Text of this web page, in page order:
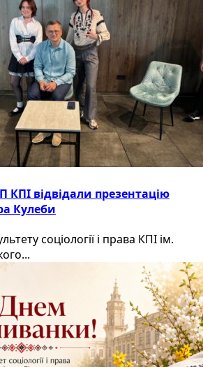
КПІ відвідали презентацію
Кулеби
соціології і права КПІ ім.